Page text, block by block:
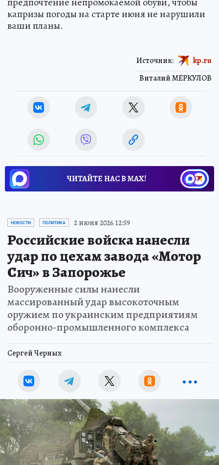
капризы погоды на старте июня не нарушили
ваши планы.
Виталий МЕРКУЛОВ
Источник: kp.ru
ЧИТАЙТЕ НАС В МАХ!
НОВОСТИ ПОЛИТИКА 2 июня 2026 12:59
Российские войска нанесли
удар по цехам завода «Мотор
Сич» в Запорожье
Вооруженные силы нанесли
массированный удар высокоточным
оружием по украинским предприятиям
оборонно-промышленного комплекса
Сергей Черных